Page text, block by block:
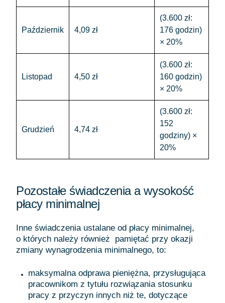
Październik 4,09 zł
(3.600 zł:
176 godzin)
× 20%
Listopad 4,50 zł
(3.600 zł:
160 godzin)
× 20%
Grudzień 4,74 zł
(3.600 zł:
152
godziny) ×
20%
Pozostałe świadczenia a wysokość
płacy minimalnej
Inne świadczenia ustalane od płacy minimalnej,
o których należy również pamiętać przy okazji
zmiany wynagrodzenia minimalnego, to:
maksymalna odprawa pieniężna, przysługująca
pracownikom z tytułu rozwiązania stosunku
pracy z przyczyn innych niż te, dotyczące